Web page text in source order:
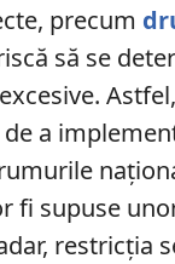
precum
să se
de a
fi supuse
restricția